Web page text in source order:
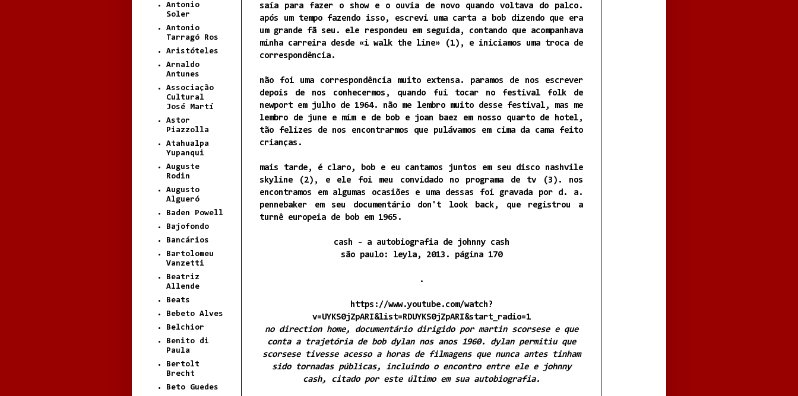
saía para fazer o show e o ouvia de novo quando voltava do palco.
após um tempo fazendo isso, escrevi uma carta a bob dizendo que era
um grande fã seu. ele respondeu em seguida, contando que acompanhava
minha carreira desde «i walk the line» (1), e iniciamos uma troca de
correspondência.
não foi uma correspondência muito extensa. paramos de nos escrever
depois de nos conhecermos, quando fui tocar no festival folk de
newport em julho de 1964. não me lembro muito desse festival, mas me
lembro de june e mim e de bob e joan baez em nosso quarto de hotel,
tão felizes de nos encontrarmos que pulávamos em cima da cama feito
crianças.
mais tarde, é claro, bob e eu cantamos juntos em seu disco nashvile
skyline (2), e ele foi meu convidado no programa de tv (3). nos
encontramos em algumas ocasiões e uma dessas foi gravada por d. a.
pennebaker em seu documentário don't look back, que registrou a
turnê europeia de bob em 1965.
cash - a autobiografia de johnny cash
são paulo: leyla, 2013. página 170
.
https://www.youtube.com/watch?
v=UYKS0jZpARI&list=RDUYKS0jZpARI&start_radio=1
no direction home, documentário dirigido por martin scorsese e que
conta a trajetória de bob dylan nos anos 1960. dylan permitiu que
scorsese tivesse acesso a horas de filmagens que nunca antes tinham
sido tornadas públicas, incluindo o encontro entre ele e johnny
cash, citado por este último em sua autobiografia.
Antonio
Soler
Antonio
Tarragó Ros
Aristóteles
Arnaldo
Antunes
Associação
Cultural
José Martí
Astor
Piazzolla
Atahualpa
Yupanqui
Auguste
Rodin
Augusto
Algueró
Baden Powell
Bajofondo
Bancários
Bartolomeu
Vanzetti
Beatriz
Allende
Beats
Bebeto Alves
Belchior
Benito di
Paula
Bertolt
Brecht
Beto Guedes